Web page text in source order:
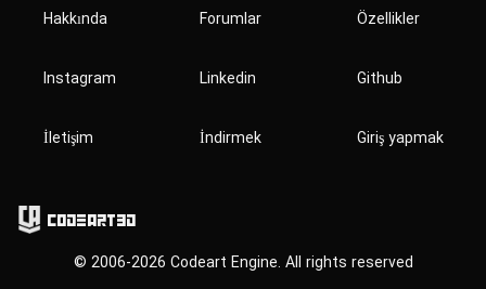
Hakkında Forumlar Özellikler
Instagram Linkedin Github
İletişim İndirmek Giriş yapmak
Codeart3D
© 2006-2026 Codeart Engine. All rights reserved